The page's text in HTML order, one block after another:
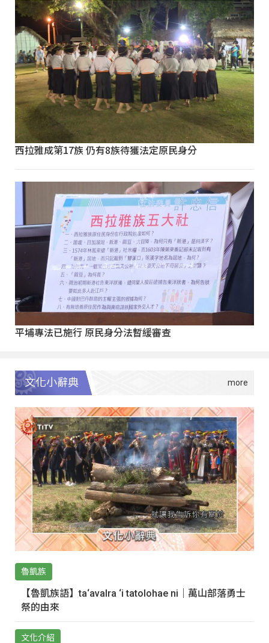
西拉雅成第17族 仍有8族待獲法定原民身分
平埔專法已施行 原民身分法暫緩審查
文化小辭典
魯凱族
【魯凱族語】ta‘avalra ‘i tatolohae ni｜萬山部落勇士
祭的由來
文化介紹